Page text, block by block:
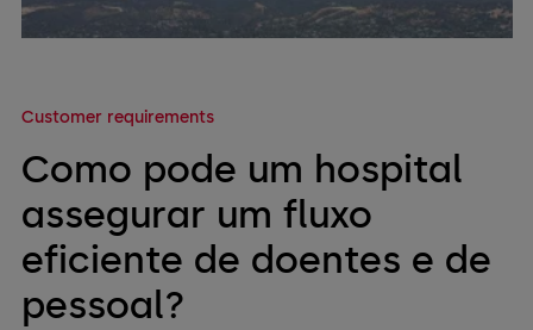
Customer requirements
Como pode um hospital
assegurar um fluxo
eficiente de doentes e de
pessoal?